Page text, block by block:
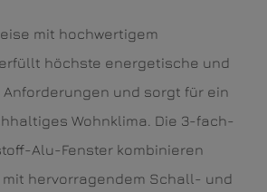
mit hochwertigem
höchste energetische und
und sorgt für ein
Wohnklima. Die 3-fach-
Alu-Fenster kombinieren
hervorragendem Schall- und